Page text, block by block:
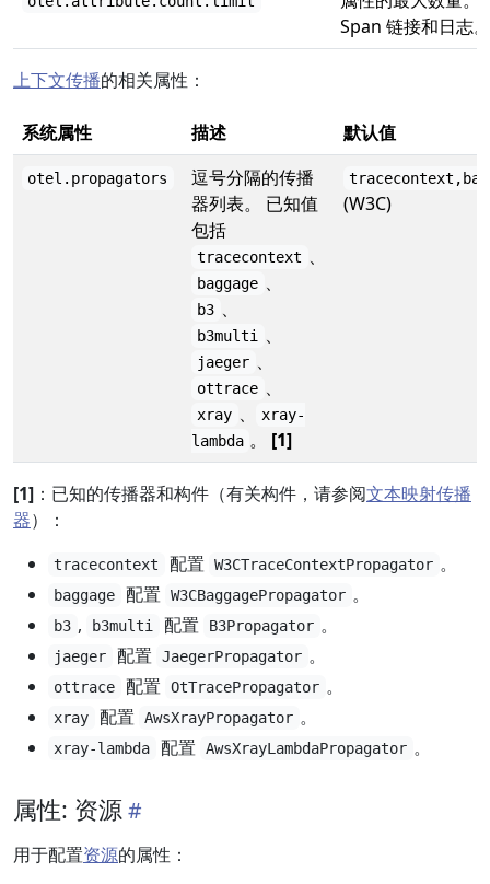
Span 链接和日志。
上下文传播的相关属性：
系统属性 描述 默认值
otel.propagators
逗号分隔的传播
器列表。 已知值
包括
tracecontext 、
baggage 、
b3 、
b3multi 、
jaeger 、
ottrace 、
xray 、
xray-
lambda 。 [1]
(W3C)
[1] ：已知的传播器和构件（有关构件，请参阅文本映射传播
器）：
tracecontext 配置 W3CTraceContextPropagator 。
baggage 配置 W3CBaggagePropagator 。
b3 , b3multi 配置 B3Propagator 。
jaeger 配置 JaegerPropagator 。
ottrace 配置 OtTracePropagator 。
xray 配置 AwsXrayPropagator 。
xray-lambda 配置 AwsXrayLambdaPropagator 。
属性: 资源
用于配置资源的属性：